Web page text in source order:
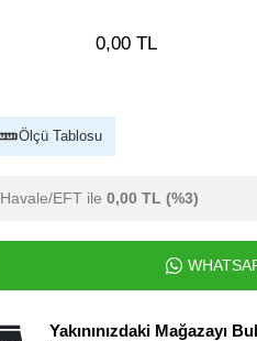
0,00 TL
Ölçü Tablosu
Havale/EFT ile 0,00 TL (%3)
Yakınınızdaki Mağazayı